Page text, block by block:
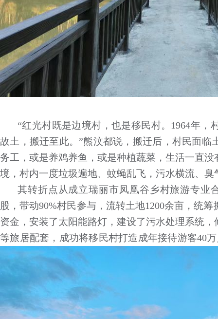
“红光村既是边境村，也是移民村。1964年
故土，搬迁至此。”熊汶都说，搬迁后，村民面
务工，或是养鸡养鱼，或是种植蔬菜，生活一直
境，村内一度垃圾遍地、蚊蝇乱飞，污水横流、臭
其转折点从成立瑞丽市凤凰谷乡村旅游专业
股，带动90%村民参与，流转土地1200余亩，统
资金，安装了太阳能路灯，建设了污水处理系统
等旅居配套，成功将移民村打造成年接待游客40